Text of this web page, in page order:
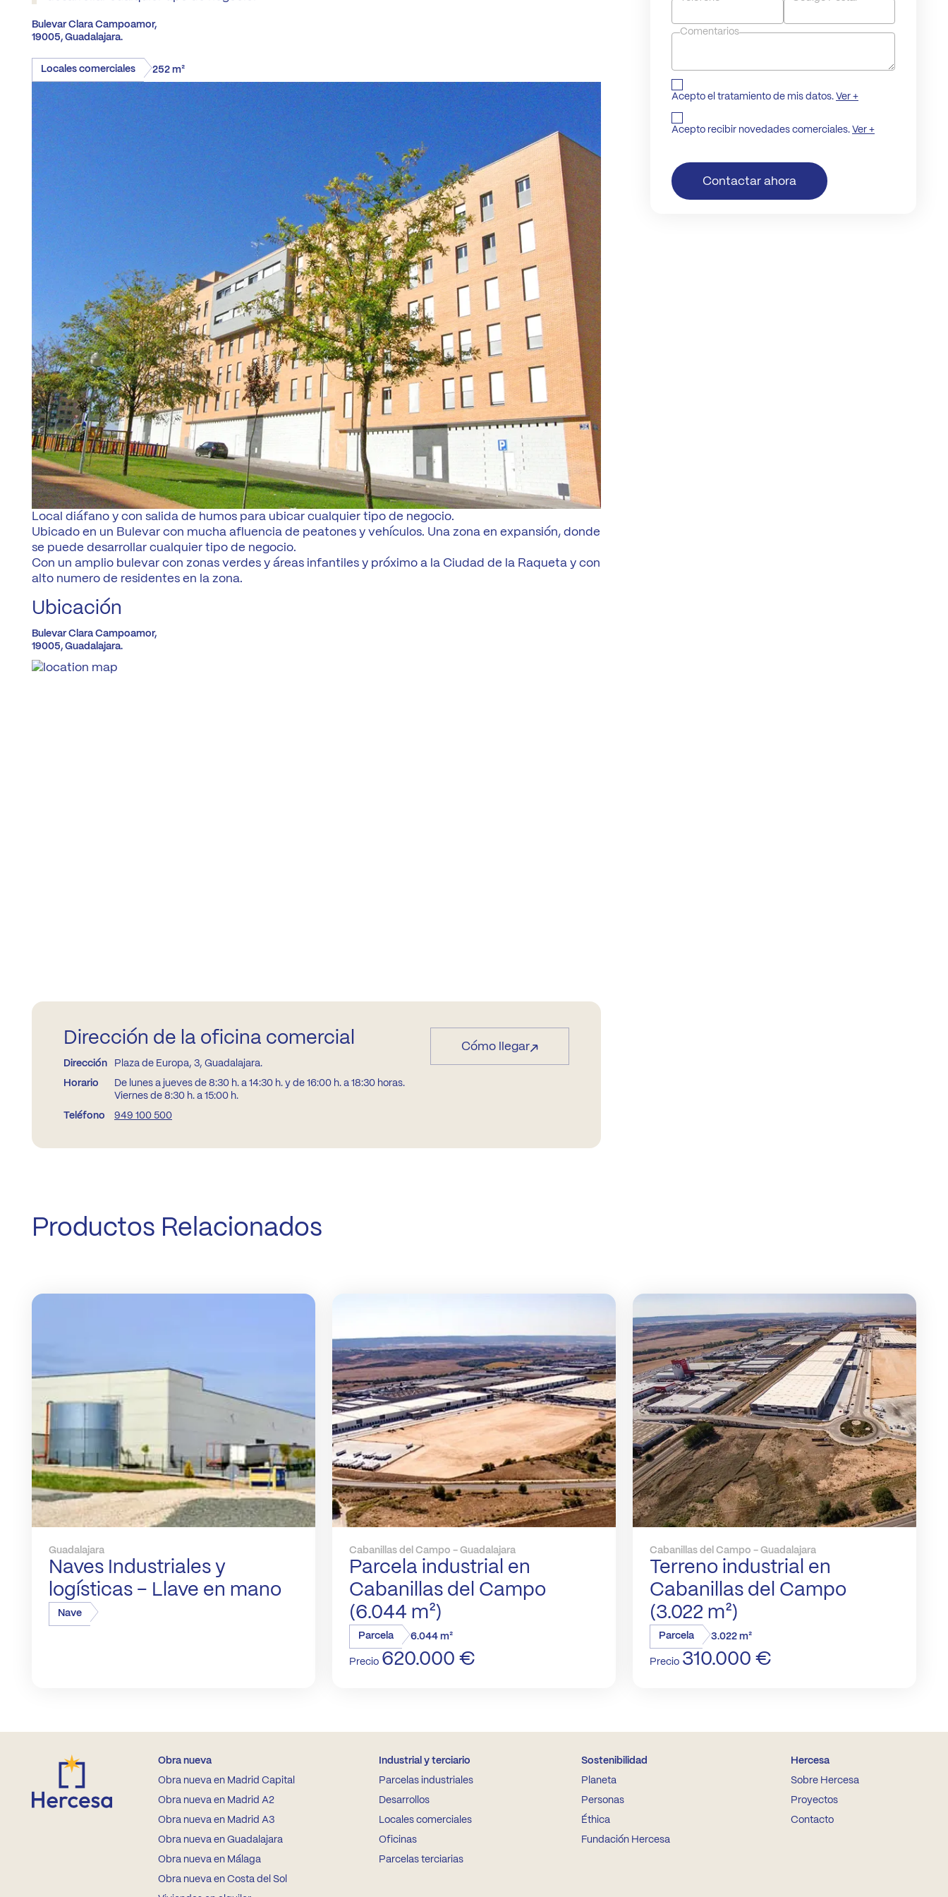
Madrid
A3
Guadalajara
(Costa
patrimonial
Bulevar Clara Campoamor,
19005, Guadalajara.
Locales comerciales 252 m²
Local diáfano y con salida de humos para ubicar cualquier tipo de negocio.
Ubicado en un Bulevar con mucha afluencia de peatones y vehículos. Una zona en expansión, donde
se puede desarrollar cualquier tipo de negocio.
Con un amplio bulevar con zonas verdes y áreas infantiles y próximo a la Ciudad de la Raqueta y con
alto numero de residentes en la zona.
Ubicación
Bulevar Clara Campoamor,
19005, Guadalajara.
Dirección de la oficina comercial
Dirección
Plaza de Europa, 3, Guadalajara.
Horario
De lunes a jueves de 8:30 h. a 14:30 h. y de 16:00 h. a 18:30 horas.
Viernes de 8:30 h. a 15:00 h.
Teléfono
949 100 500
Cómo llegar
Comentarios
Acepto el tratamiento de mis datos. Ver +
Acepto recibir novedades comerciales. Ver +
Productos Relacionados
Guadalajara
Naves Industriales y
logísticas – Llave en mano
Nave
Cabanillas del Campo - Guadalajara
Parcela industrial en
Cabanillas del Campo
(6.044 m²)
Parcela 6.044 m²
Precio 620.000 €
Cabanillas del Campo - Guadalajara
Terreno industrial en
Cabanillas del Campo
(3.022 m²)
Parcela 3.022 m²
Precio 310.000 €
Obra nueva
Obra nueva en Madrid Capital
Obra nueva en Madrid A2
Obra nueva en Madrid A3
Obra nueva en Guadalajara
Obra nueva en Málaga
Obra nueva en Costa del Sol
Industrial y terciario
Parcelas industriales
Desarrollos
Locales comerciales
Oficinas
Parcelas terciarias
Sostenibilidad
Planeta
Personas
Éthica
Fundación Hercesa
Hercesa
Sobre Hercesa
Proyectos
Contacto